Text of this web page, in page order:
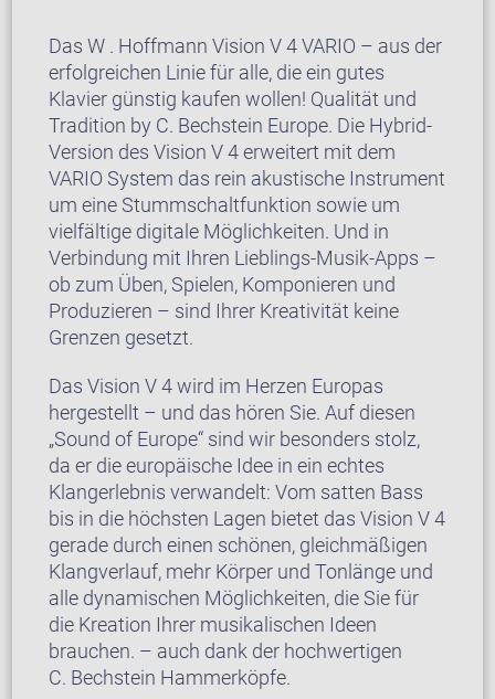
Das W . Hoffmann Vision V 4 VARIO – aus der
erfolgreichen Linie für alle, die ein gutes
Klavier günstig kaufen wollen! Qualität und
Tradition by C. Bechstein Europe. Die Hybrid-
Version des Vision V 4 erweitert mit dem
VARIO System das rein akustische Instrument
um eine Stummschaltfunktion sowie um
vielfältige digitale Möglichkeiten. Und in
Verbindung mit Ihren Lieblings-Musik-Apps –
ob zum Üben, Spielen, Komponieren und
Produzieren – sind Ihrer Kreativität keine
Grenzen gesetzt.
Das Vision V 4 wird im Herzen Europas
hergestellt – und das hören Sie. Auf diesen
„Sound of Europe“ sind wir besonders stolz,
da er die europäische Idee in ein echtes
Klangerlebnis verwandelt: Vom satten Bass
bis in die höchsten Lagen bietet das Vision V 4
gerade durch einen schönen, gleichmäßigen
Klangverlauf, mehr Körper und Tonlänge und
alle dynamischen Möglichkeiten, die Sie für
die Kreation Ihrer musikalischen Ideen
brauchen. – auch dank der hochwertigen
C. Bechstein Hammerköpfe.